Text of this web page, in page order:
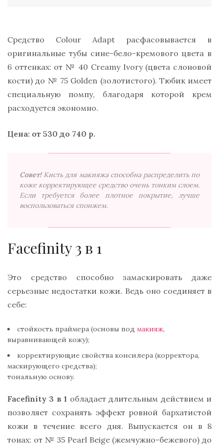
Средство Colour Adapt расфасовывается в
оригинальные тубы сине-бело-кремового цвета в
6 оттенках: от № 40 Creamy Ivory (цвета слоновой
кости) до № 75 Golden (золотистого). Тюбик имеет
специальную помпу, благодаря которой крем
расходуется экономно.
Цена: от 530 до 740 р.
Совет! Кисть для макияжа способна распределить по
коже корректирующее средство очень тонким слоем.
Если требуется более плотное покрытие, лучше
воспользоваться спонжем.
Facefinity 3 в 1
Это средство способно замаскировать даже
серьезные недостатки кожи. Ведь оно соединяет в
себе:
стойкость праймера (основы под макияж,
выравнивающей кожу);
корректирующие свойства консилера (корректора,
маскирующего средства);
тональную основу.
Facefinity 3 в 1 обладает длительным действием и
позволяет сохранять эффект ровной бархатистой
кожи в течение всего дня. Выпускается он в 8
тонах: от № 35 Pearl Beige (жемчужно-бежевого) до